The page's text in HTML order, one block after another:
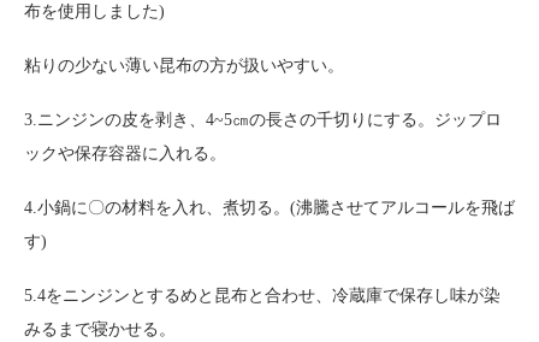
布を使用しました)
粘りの少ない薄い昆布の方が扱いやすい。
3.ニンジンの皮を剥き、4~5㎝の長さの千切りにする。ジップロ
ックや保存容器に入れる。
4.小鍋に〇の材料を入れ、煮切る。(沸騰させてアルコールを飛ば
す)
5.4をニンジンとするめと昆布と合わせ、冷蔵庫で保存し味が染
みるまで寝かせる。